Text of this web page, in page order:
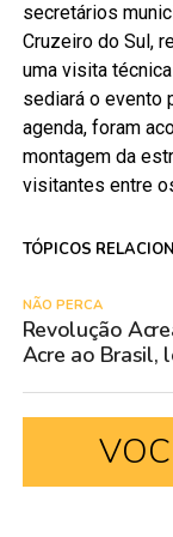
secretários
Cruzeiro do Sul,
uma visita
sediará o evento
agenda, foram
montagem da
visitantes entre
TÓPICOS
NÃO PERCA
Revolução
Acre ao Brasil,